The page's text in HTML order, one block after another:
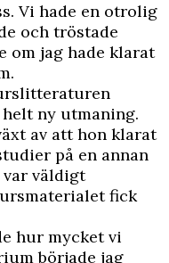
Vi hade en otrolig
och tröstade
om jag hade klarat
ny utmaning.
av att hon klarat
på en annan
väldigt
fick
hur mycket vi
började jag